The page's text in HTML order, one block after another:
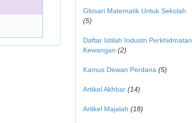
Glosari Matematik Untuk Sekolah
(5)
Daftar Istilah Industri Perkhidmatan
Kewangan (2)
Kamus Dewan Perdana (5)
Artikel Akhbar (14)
Artikel Majalah (18)